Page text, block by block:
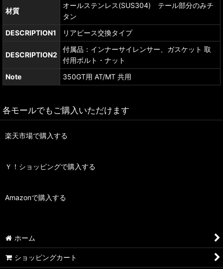
材質
オールステンレス(SUS304) テール部分のみチ
タン
DESCRIPTION1
リアピース交換タイプ
DESCRIPTION2
付属品：インナーサイレンサー、ガスケット 取
付用ボルト・ナット
Note
350GT用 AT/MT 共用
各モールでもご購入いただけます
楽天市場で購入する
Ｙ！ショッピングで購入する
Amazonで購入する
ホーム
ショッピングカート